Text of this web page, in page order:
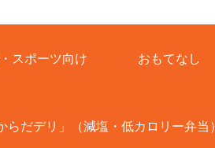
スポーツ向け おもてなし
らだデリ」（減塩・低カロリー弁当）